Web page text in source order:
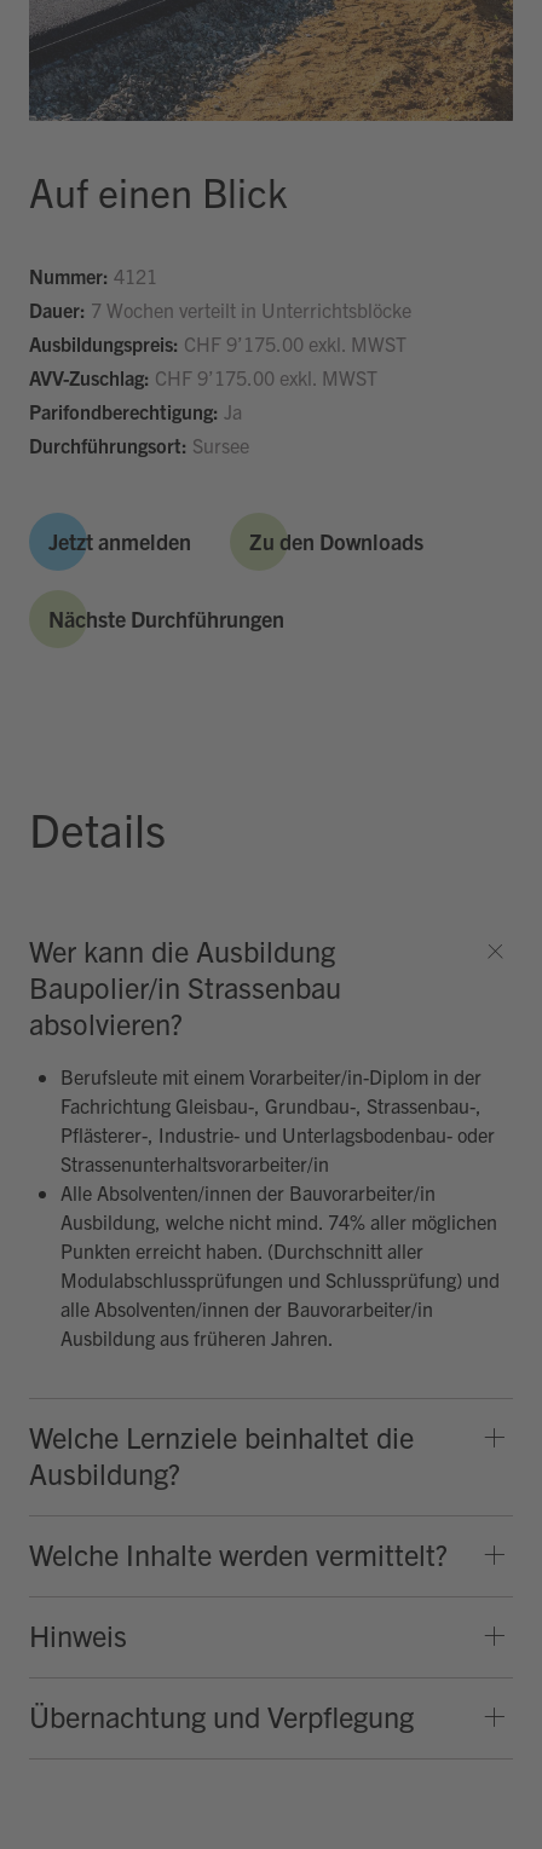
Auf einen Blick
Nummer: 4121
Dauer: 7 Wochen verteilt in Unterrichtsblöcke
Ausbildungspreis: CHF 9’175.00 exkl. MWST
AVV-Zuschlag: CHF 9’175.00 exkl. MWST
Parifondberechtigung: Ja
Durchführungsort: Sursee
Jetzt anmelden Zu den Downloads
Nächste Durchführungen
Details
Wer kann die Ausbildung
Baupolier/in Strassenbau
absolvieren?
Berufsleute mit einem Vorarbeiter/in-Diplom in der
Fachrichtung Gleisbau-, Grundbau-, Strassenbau-,
Pflästerer-, Industrie- und Unterlagsbodenbau- oder
Strassenunterhaltsvorarbeiter/in
Alle Absolventen/innen der Bauvorarbeiter/in
Ausbildung, welche nicht mind. 74% aller möglichen
Punkten erreicht haben. (Durchschnitt aller
Modulabschlussprüfungen und Schlussprüfung) und
alle Absolventen/innen der Bauvorarbeiter/in
Ausbildung aus früheren Jahren.
Welche Lernziele beinhaltet die
Ausbildung?
Welche Inhalte werden vermittelt?
Hinweis
Übernachtung und Verpflegung